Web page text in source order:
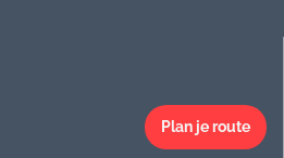
Plan je route